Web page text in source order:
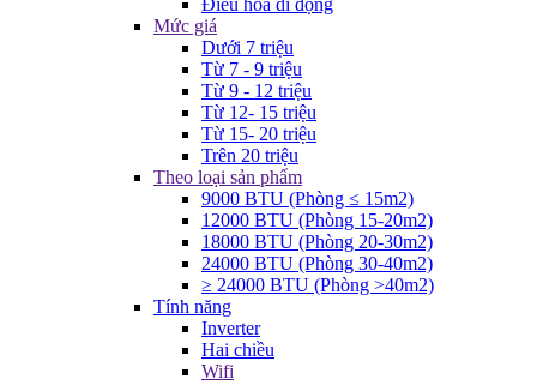
Mức giá
Dưới 7 triệu
Từ 7 - 9 triệu
Từ 9 - 12 triệu
Từ 12- 15 triệu
Từ 15- 20 triệu
Trên 20 triệu
Theo loại sản phẩm
9000 BTU (Phòng ≤ 15m2)
12000 BTU (Phòng 15-20m2)
18000 BTU (Phòng 20-30m2)
24000 BTU (Phòng 30-40m2)
≥ 24000 BTU (Phòng >40m2)
Tính năng
Inverter
Hai chiều
Wifi